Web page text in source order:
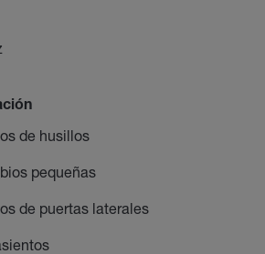
de husillos
pequeñas
de puertas laterales